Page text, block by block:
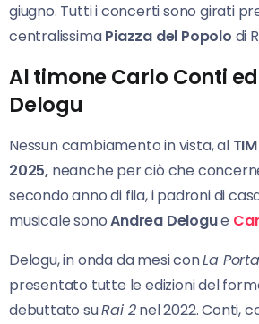
giugno. Tutti i concerti sono girati
centralissimaPiazza del Popolo di
Al timone Carlo Conti
Delogu
Nessun cambiamento in vista, al
2025, neanche per ciò che
secondo anno di fila, i padroni di
musicale sonoAndrea Delogue
Delogu, in onda da mesi conLa Porta
presentato tutte le edizioni del
debuttato suRai 2nel 2022. Conti,